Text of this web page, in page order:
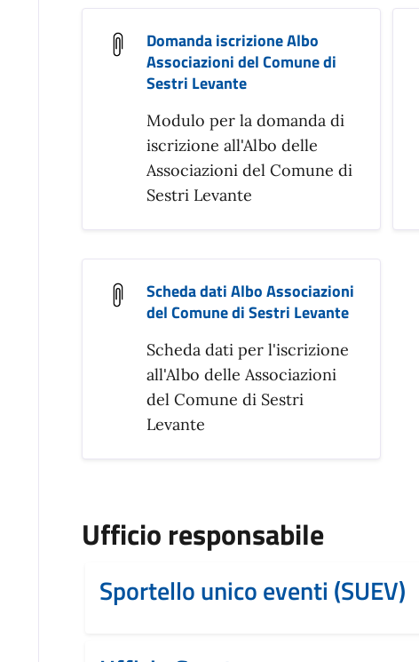
Domanda iscrizione Albo
Associazioni del Comune di
Sestri Levante
Modulo per la domanda di
iscrizione all'Albo delle
Associazioni del Comune di
Sestri Levante
Scheda dati Albo Associazioni
del Comune di Sestri Levante
Scheda dati per l'iscrizione
all'Albo delle Associazioni
del Comune di Sestri
Levante
Ufficio responsabile
Sportello unico eventi (SUEV)